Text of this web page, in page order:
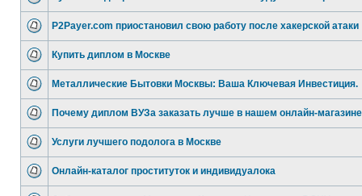
P2Payer.com приостановил свою работу после хакерской атаки
Купить диплом в Москве
Металлические Бытовки Москвы: Ваша Ключевая Инвестиция.
Почему диплом ВУЗа заказать лучше в нашем онлайн-
Услуги лучшего подолога в Москве
Онлайн-каталог проституток и индивидуалокa